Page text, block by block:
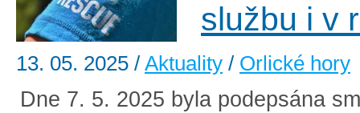
službu i v
13. 05. 2025 / Aktuality / Orlické hory
Dne 7. 5. 2025 byla podepsána